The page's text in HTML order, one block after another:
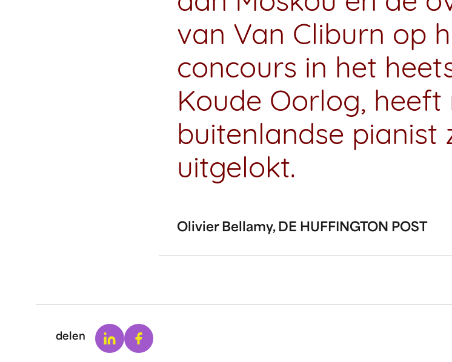
van Van Cliburn op
concours in het
Koude Oorlog, heeft
buitenlandse pianist
uitgelokt.
Olivier Bellamy, DE HUFFINGTON POST
delen LinkedinFacebook